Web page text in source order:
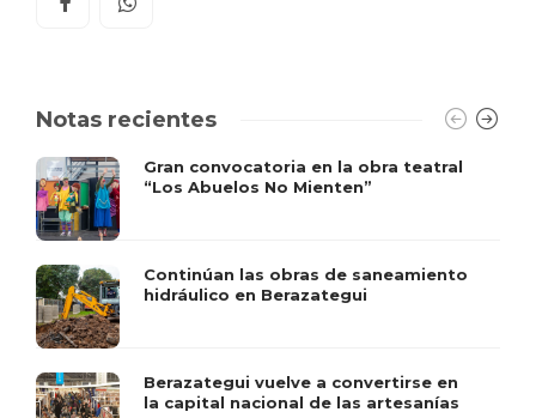
Notas recientes
Gran convocatoria en la obra teatral
“Los Abuelos No Mienten”
Continúan las obras de saneamiento
hidráulico en Berazategui
Berazategui vuelve a convertirse en
la capital nacional de las artesanías